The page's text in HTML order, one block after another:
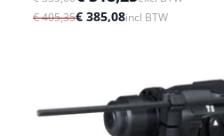
€ 405,35€ 385,08incl BTW